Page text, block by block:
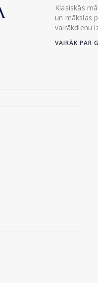
Klasiskās
un mākslas
vairākdienu
VAIRĀK PAR